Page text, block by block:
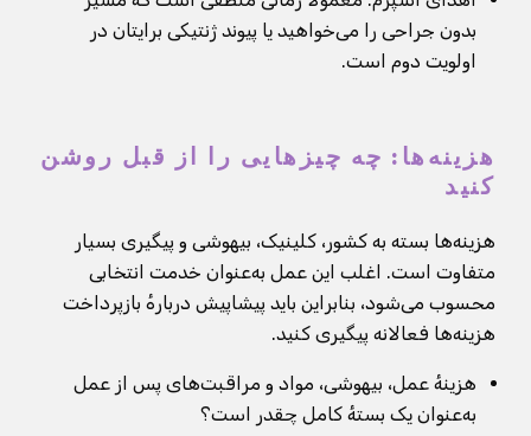
بدون جراحی را می‌خواهید یا پیوند ژنتیکی برایتان در
اولویت دوم است.
هزینه‌ها: چه چیزهایی را از قبل روشن
کنید
هزینه‌ها بسته به کشور، کلینیک، بیهوشی و پیگیری بسیار
متفاوت است. اغلب این عمل به‌عنوان خدمت انتخابی
محسوب می‌شود، بنابراین باید پیشاپیش دربارهٔ بازپرداخت
هزینه‌ها فعالانه پیگیری کنید.
هزینهٔ عمل، بیهوشی، مواد و مراقبت‌های پس از عمل
به‌عنوان یک بستهٔ کامل چقدر است؟